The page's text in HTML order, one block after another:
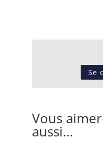
Se
Vous
aussi…